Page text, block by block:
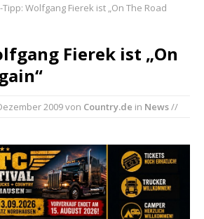
Dawson legt mit „Worth It“ nach –
hinterfragt den ständigen
mit anderen
Texas“ gehört zu den größten Hits
neue Single „Late Night
eine Hymne auf unvergessliche
Music Hot News – 9. August 2026:
Tipp: Wolfgang Fierek ist „On The Road
Fierek ist „On
2009von Country.de in News//